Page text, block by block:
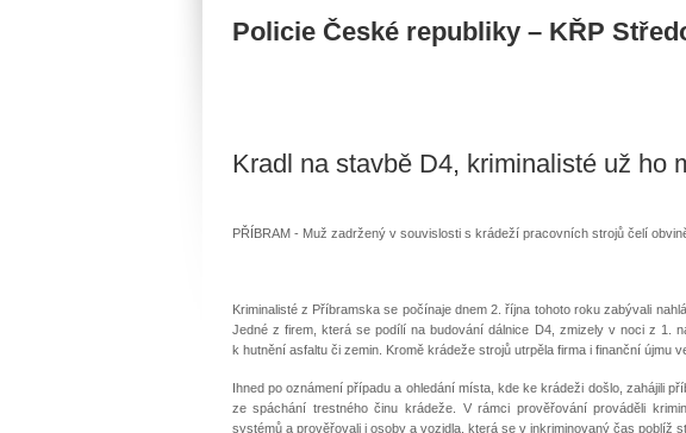
Policie České republiky – KŘP
Kradl na stavbě D4, kriminalisté už ho
PŘÍBRAM - Muž zadržený v souvislosti s krádeží pracovních strojů čelí
Kriminalisté z Příbramska se počínaje dnem 2. října tohoto roku zabývali
Jedné z firem, která se podílí na budování dálnice D4, zmizely v noci z 1.
k hutnění asfaltu či zemin. Kromě krádeže strojů utrpěla firma i finanční újmu
Ihned po oznámení případu a ohledání místa, kde ke krádeži došlo, zahájili
ze spáchání trestného činu krádeže. V rámci prověřování prováděli
systémů a prověřovali i osoby a vozidla, která se v inkriminovaný čas poblíž